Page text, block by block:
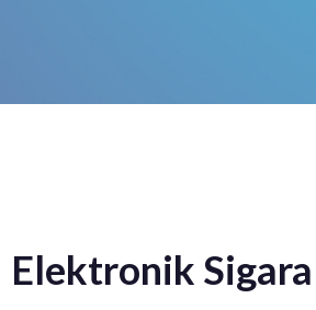
Elektronik Sigara